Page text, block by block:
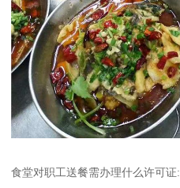
食堂对职工送餐需办理什么许可证: